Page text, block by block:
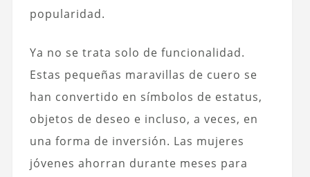
popularidad.
Ya no se trata solo de funcionalidad.
Estas pequeñas maravillas de cuero se
han convertido en símbolos de estatus,
objetos de deseo e incluso, a veces, en
una forma de inversión. Las mujeres
jóvenes ahorran durante meses para